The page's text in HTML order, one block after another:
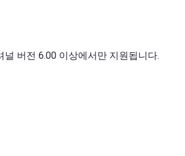
널 버전 6.00 이상에서만 지원됩니다.